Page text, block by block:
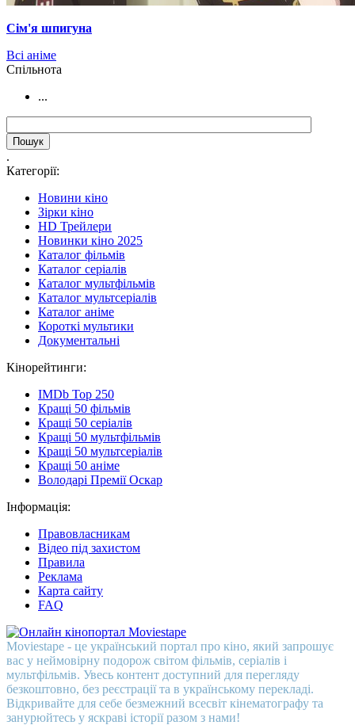
Сім'я шпигуна
Всі аніме
Cпільнота
...
.
Категорії:
Новини кіно
Зірки кіно
HD Трейлери
Новинки кіно 2025
Каталог фільмів
Каталог серіалів
Каталог мультфільмів
Каталог мультсеріалів
Каталог аніме
Короткі мультики
Документальні
Кінорейтинги:
IMDb Top 250
Кращі 50 фільмів
Кращі 50 серіалів
Кращі 50 мультфільмів
Кращі 50 мультсеріалів
Кращі 50 аніме
Володарі Премії Оскар
Інформація:
Правовласникам
Відео під захистом
Правила
Реклама
Карта сайту
FAQ
Moviestape - це український портал про кіно, який запрошує
вас у неймовірну подорож світом фільмів, серіалів і
мультфільмів. Увесь контент доступний для перегляду
безкоштовно, без реєстрації та в українському перекладі.
Відкривайте для себе безмежний всесвіт кінематографу та
занурюйтесь у яскраві історії разом з нами!